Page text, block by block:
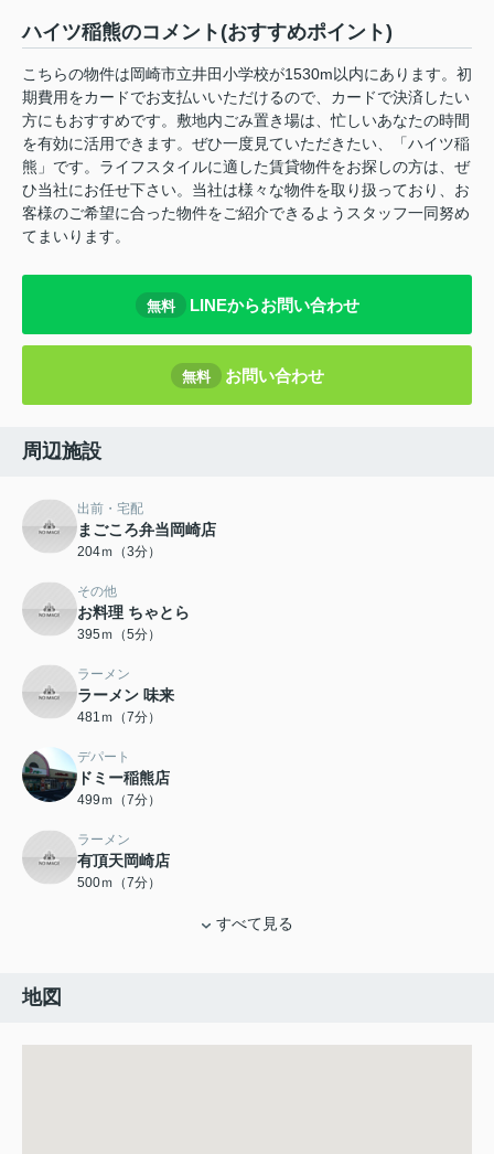
ハイツ稲熊のコメント(おすすめポイント)
こちらの物件は岡崎市立井田小学校が1530m以内にあります。初
期費用をカードでお支払いいただけるので、カードで決済したい
方にもおすすめです。敷地内ごみ置き場は、忙しいあなたの時間
を有効に活用できます。ぜひ一度見ていただきたい、「ハイツ稲
熊」です。ライフスタイルに適した賃貸物件をお探しの方は、ぜ
ひ当社にお任せ下さい。当社は様々な物件を取り扱っており、お
客様のご希望に合った物件をご紹介できるようスタッフ一同努め
てまいります。
無料 LINEからお問い合わせ
無料 お問い合わせ
周辺施設
出前・宅配
まごころ弁当岡崎店
204ｍ（3分）
その他
お料理 ちゃとら
395ｍ（5分）
ラーメン
ラーメン 味来
481ｍ（7分）
デパート
ドミー稲熊店
499ｍ（7分）
ラーメン
有頂天岡崎店
500ｍ（7分）
すべて見る
地図